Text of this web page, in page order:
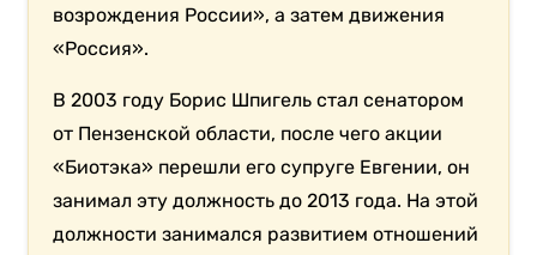
возрождения России», а затем движения
«Россия».
В 2003 году Борис Шпигель стал сенатором
от Пензенской области, после чего акции
«Биотэка» перешли его супруге Евгении, он
занимал эту должность до 2013 года. На этой
должности занимался развитием отношений